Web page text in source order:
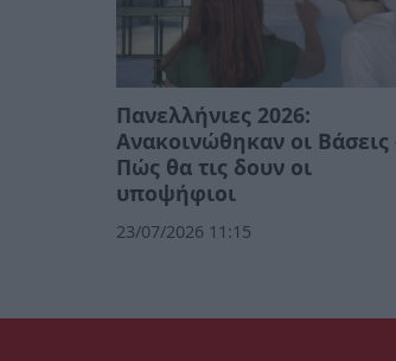
Πανελλήνιες 2026:
Ανακοινώθηκαν οι Βάσεις
Πώς θα τις δουν οι
υποψήφιοι
23/07/2026 11:15